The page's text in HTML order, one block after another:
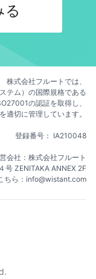
る
株式会社フルートでは、
テム）の国際規格である
の認証を取得し、
適切に管理しています。
登録番号： IA210048
会社：株式会社フルート
号 ZENITAKA ANNEX 2F
ちら：info@wistant.com